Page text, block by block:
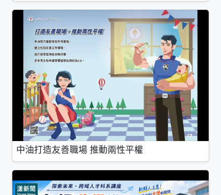
中油打造友善職場 推動兩性平權